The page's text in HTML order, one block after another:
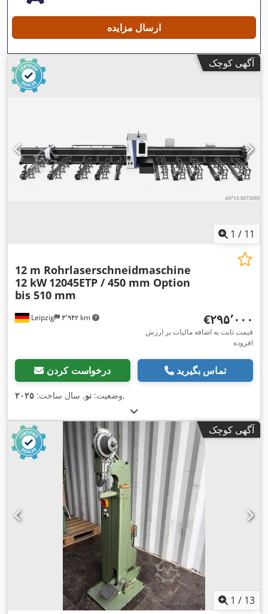
ارسال مزایده
آگهی کوچک
1 / 11
Leipzig ۳٬۹۴۲ km
12 m Rohrlaserschneidmaschine
12 kW 12045ETP / 450 mm Option
bis 510 mm
‎€۲۹۵٬۰۰۰
قیمت ثابت به اضافه مالیات بر ارزش
افزوده
درخواست کردن تماس بگیرید
وضعیت: نو, سال ساخت: ۲۰۲۵ ,
آگهی کوچک
1 / 13